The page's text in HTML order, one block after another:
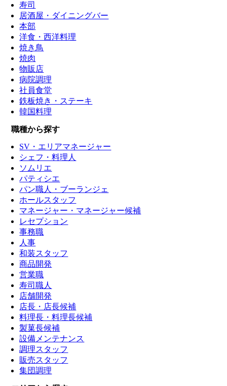
寿司
居酒屋・ダイニングバー
本部
洋食・西洋料理
焼き鳥
焼肉
物販店
病院調理
社員食堂
鉄板焼き・ステーキ
韓国料理
職種から探す
SV・エリアマネージャー
シェフ・料理人
ソムリエ
パティシエ
パン職人・ブーランジェ
ホールスタッフ
マネージャー・マネージャー候補
レセプション
事務職
人事
和装スタッフ
商品開発
営業職
寿司職人
店舗開発
店長・店長候補
料理長・料理長候補
製菓長候補
設備メンテナンス
調理スタッフ
販売スタッフ
集団調理